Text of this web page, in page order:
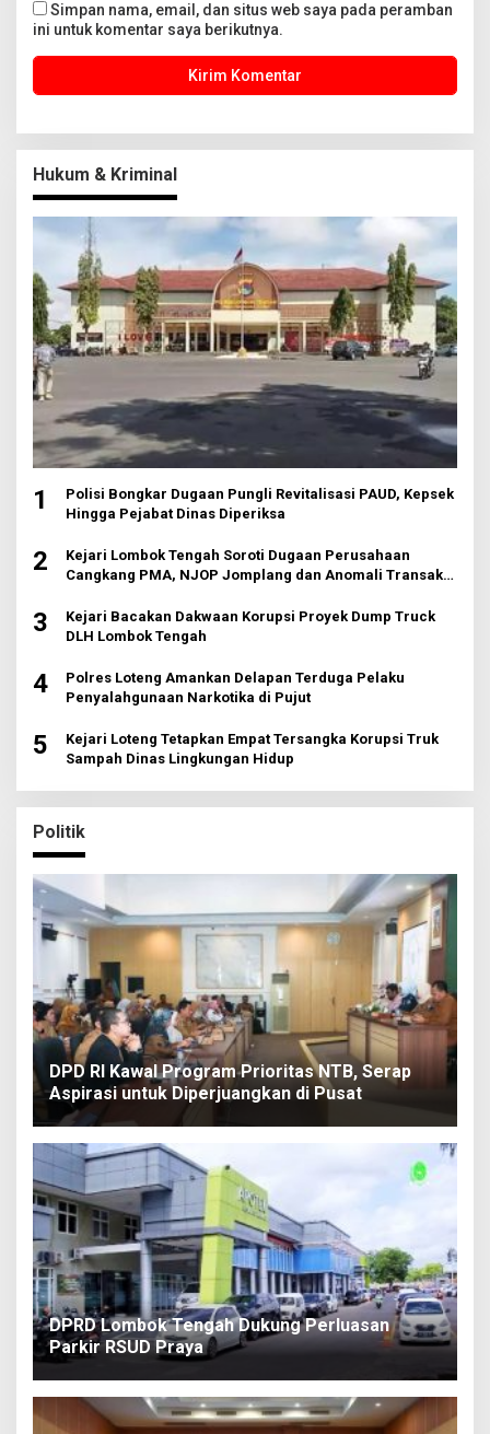
Simpan nama, email, dan situs web saya pada peramban
ini untuk komentar saya berikutnya.
Hukum & Kriminal
1
Polisi Bongkar Dugaan Pungli Revitalisasi PAUD, Kepsek
Hingga Pejabat Dinas Diperiksa
2
Kejari Lombok Tengah Soroti Dugaan Perusahaan
Cangkang PMA, NJOP Jomplang dan Anomali Transaksi
3
Kejari Bacakan Dakwaan Korupsi Proyek Dump Truck
DLH Lombok Tengah
4
Polres Loteng Amankan Delapan Terduga Pelaku
Penyalahgunaan Narkotika di Pujut
5
Kejari Loteng Tetapkan Empat Tersangka Korupsi Truk
Sampah Dinas Lingkungan Hidup
Politik
DPD RI Kawal Program Prioritas NTB, Serap
Aspirasi untuk Diperjuangkan di Pusat
DPRD Lombok Tengah Dukung Perluasan
Parkir RSUD Praya